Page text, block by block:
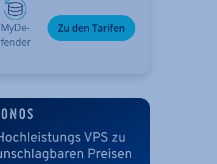
My­De­
fen­der
Zu den Tarifen